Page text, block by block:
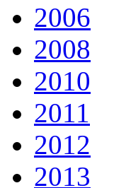
2006
2008
2010
2011
2012
2013